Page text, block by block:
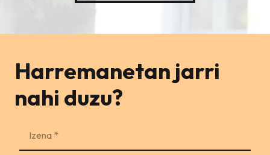
Harremanetan jarri
nahi duzu?